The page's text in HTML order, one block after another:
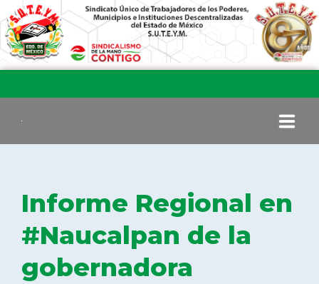
COMITÉ EJECUTIVO
COMISIÓN DE VIGILANCIA
Informe Regional en
#Naucalpan de la
gobernadora